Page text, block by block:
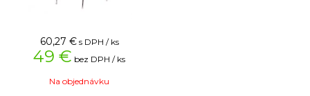
60,27 € s DPH / ks
49 € bez DPH / ks
Na objednávku